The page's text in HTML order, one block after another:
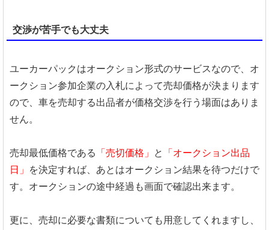
交渉が苦手でも大丈夫
ユーカーパックはオークション形式のサービスなので、オ
ークション参加企業の入札によって売却価格が決まります
ので、車を売却する出品者が価格交渉を行う場面はありま
せん。
売却最低価格である 「売切価格」 と
「オークション出品
日」 を決定すれば、あとはオークション結果を待つだけで
す。オークションの途中経過も画面で確認出来ます。
更に、売却に必要な書類についても用意してくれますし、